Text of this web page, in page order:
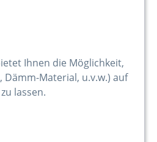
Ihnen die Möglichkeit,
Dämm-Material, u.v.w.) auf
lassen.